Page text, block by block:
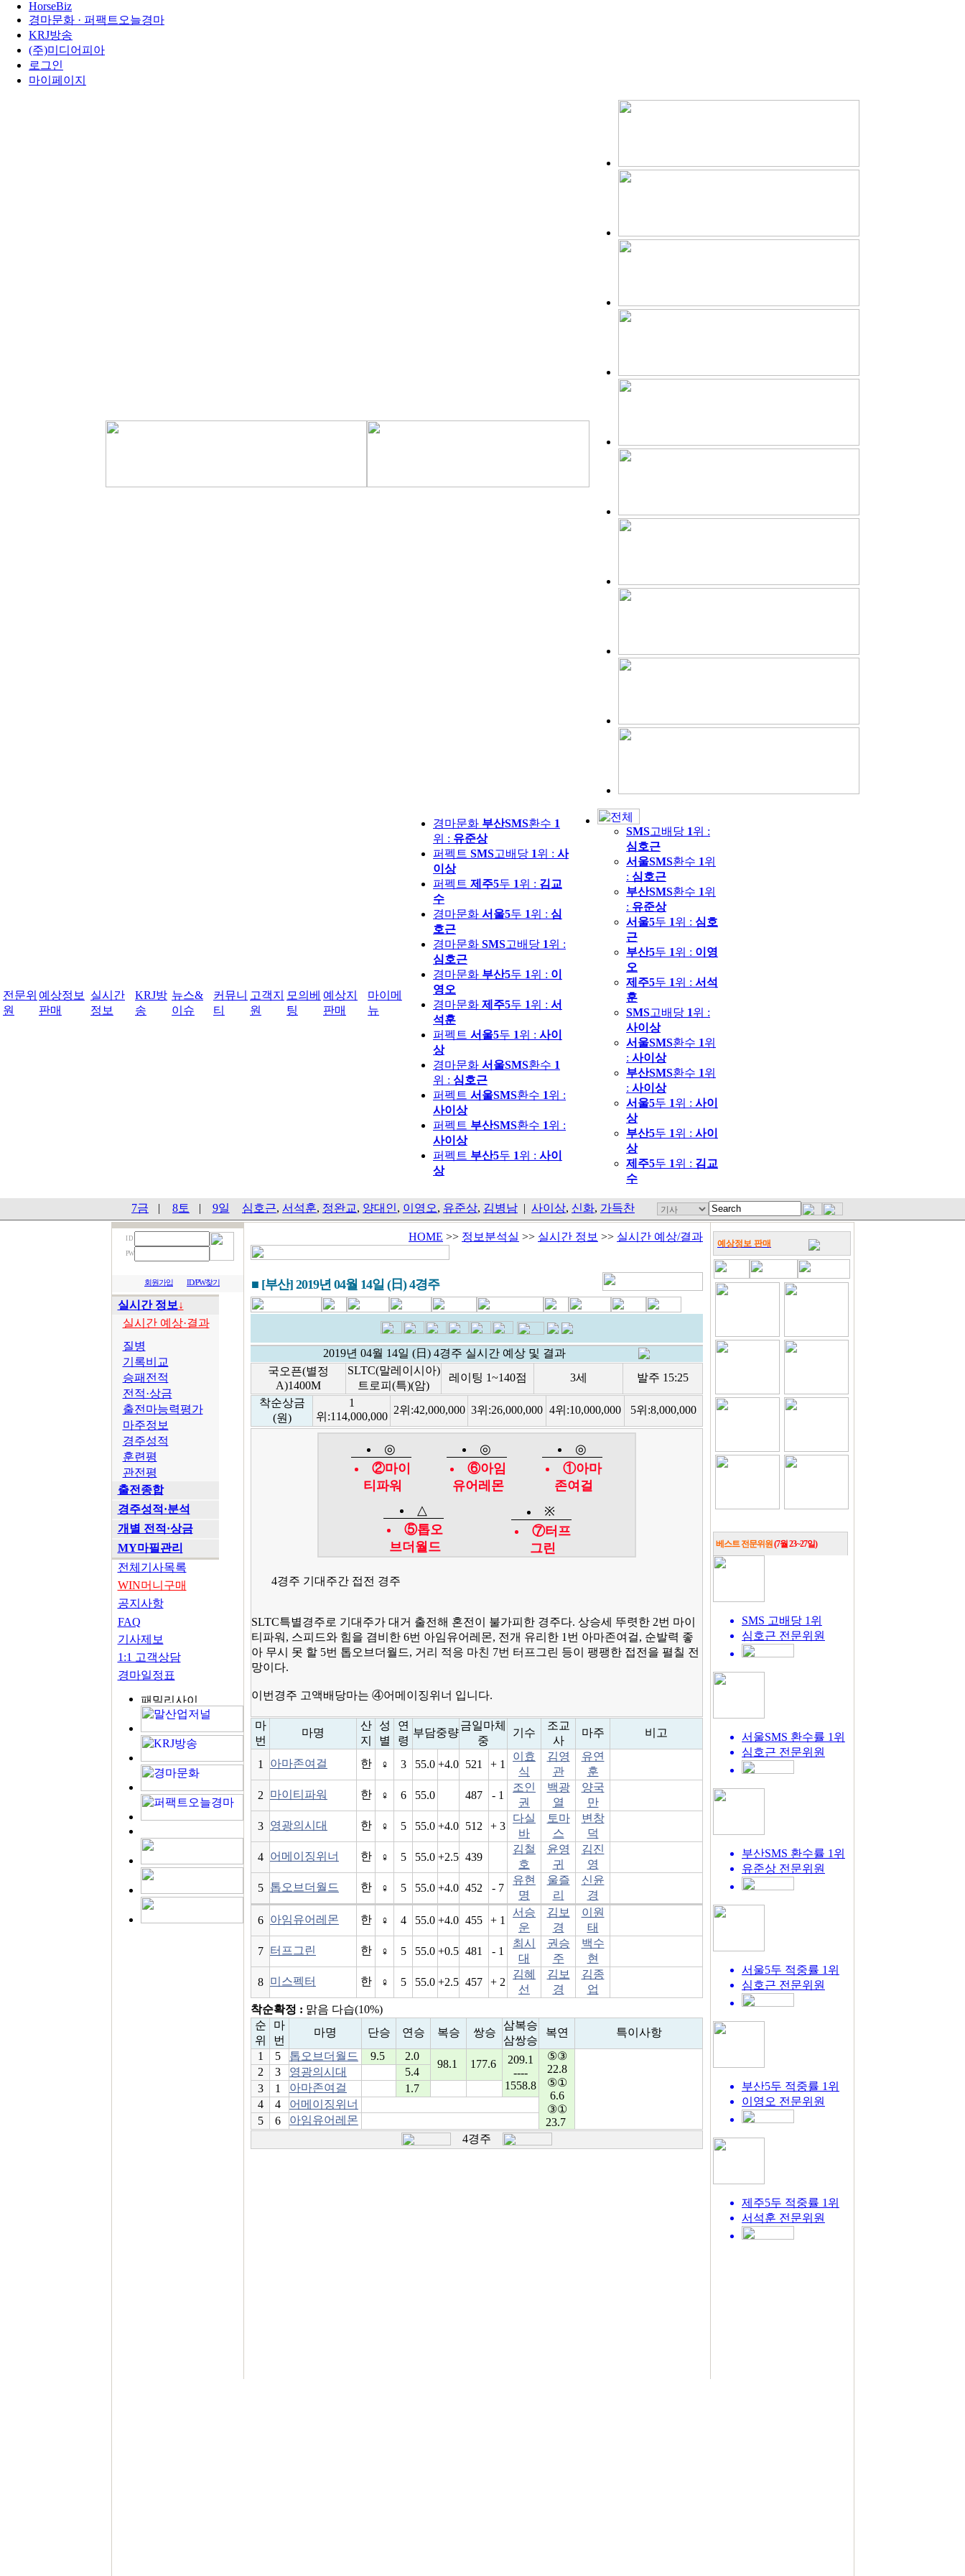
HorseBiz
경마문화 · 퍼팩트오늘경마
KRJ방송
(주)미디어피아
로그인
마이페이지
전문위
원
예상정보
판매
실시간
정보
KRJ방
송
뉴스&
이슈
커뮤니
티
고객지
원
모의베
팅
예상지
판매
마이메
뉴
경마문화 부산SMS환수 1
위 : 유준상
퍼펙트 SMS고배당 1위 : 사
이상
퍼펙트 제주5두 1위 : 김교
수
경마문화 서울5두 1위 : 심
호근
경마문화 SMS고배당 1위 :
심호근
경마문화 부산5두 1위 : 이
영오
경마문화 제주5두 1위 : 서
석훈
퍼펙트 서울5두 1위 : 사이
상
경마문화 서울SMS환수 1
위 : 심호근
퍼펙트 서울SMS환수 1위 :
사이상
퍼펙트 부산SMS환수 1위 :
사이상
퍼펙트 부산5두 1위 : 사이
상
SMS고배당 1위 :
심호근
서울SMS환수 1위
: 심호근
부산SMS환수 1위
: 유준상
서울5두 1위 : 심호
근
부산5두 1위 : 이영
오
제주5두 1위 : 서석
훈
SMS고배당 1위 :
사이상
서울SMS환수 1위
: 사이상
부산SMS환수 1위
: 사이상
서울5두 1위 : 사이
상
부산5두 1위 : 사이
상
제주5두 1위 : 김교
수
7금 | 8토 | 9일 심호근, 서석훈, 정완교, 양대인, 이영오, 유준상, 김병남 | 사이상, 신화, 가득찬
I D
PW
회원가입 ID/PW찾기
실시간 정보↓
실시간 예상·결과
질병
기록비교
승패전적
전적·상금
출전마능력평가
마주정보
경주성적
훈련평
관전평
출전종합
경주성적·분석
개별 전적·상금
MY마필관리
전체기사목록
WIN머니구매
공지사항
FAQ
기사제보
1:1 고객상담
경마일정표
HOME >> 정보분석실 >> 실시간 정보 >> 실시간 예상/결과
■ [부산] 2019년 04월 14일 (日) 4경주
2019년 04월 14일 (日) 4경주 실시간 예상 및 결과
국오픈(별정
A)1400M
SLTC(말레이시아)
트로피(특)(암)
레이팅 1~140점 3세 발주 15:25
착순상금
(원)
1
위:114,000,000
2위:42,000,000 3위:26,000,000 4위:10,000,000 5위:8,000,000
◎
②마이
티파워
◎
⑥아임
유어레몬
◎
①아마
존여걸
△
⑤톱오
브더월드
※
⑦터프
그린
4경주 기대주간 접전 경주
SLTC특별경주로 기대주가 대거 출전해 혼전이 불가피한 경주다. 상승세 뚜렷한 2번 마이
티파워, 스피드와 힘을 겸비한 6번 아임유어레몬, 전개 유리한 1번 아마존여걸, 순발력 좋
아 무시 못 할 5번 톱오브더월드, 거리 적응 마친 7번 터프그린 등이 팽팽한 접전을 펼칠 전
망이다.
이번경주 고액배당마는 ④어메이징위너 입니다.
마
번
마명
산
지
성
별
연
령
부담중량
금일마체
중
기수
조교
사
마주 비고
1 아마존여걸 한 ♀ 3 55.0 +4.0 521 + 1
이효
식
김영
관
유연
훈
2
마이티파워 한 ♀ 6 55.0 487 - 1
조인
권
백광
열
양국
만
3
영광의시대 한 ♀ 5 55.0 +4.0 512 + 3
다실
바
토마
스
변창
덕
4
어메이징위너 한 ♀ 5 55.0 +2.5 439
김철
호
윤영
귀
김진
영
5
톱오브더월드 한 ♀ 5 55.0 +4.0 452 - 7
유현
명
울즐
리
신윤
경
6 아임유어레몬 한 ♀ 4 55.0 +4.0 455 + 1
서승
운
김보
경
이원
태
7
터프그린 한 ♀ 5 55.0 +0.5 481 - 1
최시
대
권승
주
백수
현
8
미스펙터 한 ♀ 5 55.0 +2.5 457 + 2
김혜
선
김보
경
김종
업
착순확정 : 맑음 다습(10%)
순
위
마
번
마명 단승 연승 복승 쌍승
삼복승
삼쌍승
복연
특이사항
1
5 톱오브더월드 9.5 2.0
98.1 177.6
209.1
----
1558.8
⑤③
22.8
⑤①
6.6
③①
23.7
2 3 영광의시대
5.4
3
1 아마존여걸
1.7
4
4
어메이징위너
5
6
아임유어레몬
4경주
예상정보 판매
베스트 전문위원(7월 23~27일)
SMS 고배당 1위
심호근 전문위원
서울SMS 환수률 1위
심호근 전문위원
부산SMS 환수률 1위
유준상 전문위원
서울5두 적중률 1위
심호근 전문위원
부산5두 적중률 1위
이영오 전문위원
제주5두 적중률 1위
서석훈 전문위원